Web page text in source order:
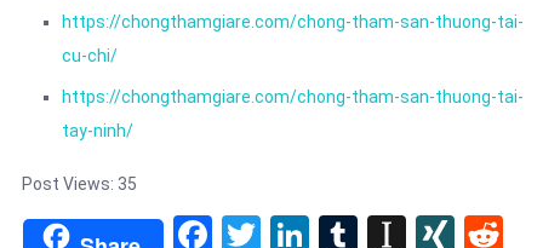
https://chongthamgiare.com/chong-tham-san-thuong-tai-
cu-chi/
https://chongthamgiare.com/chong-tham-san-thuong-tai-
tay-ninh/
Post Views: 35
Facebook
TwitterLinkedIn
Tumblr